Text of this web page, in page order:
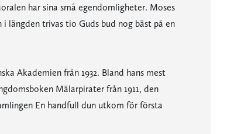
har sina små egendomligheter. Moses
längden trivas tio Guds bud nog bäst på en
Akademien från 1932. Bland hans mest
Mälarpirater från 1911, den
En handfull dun utkom för första